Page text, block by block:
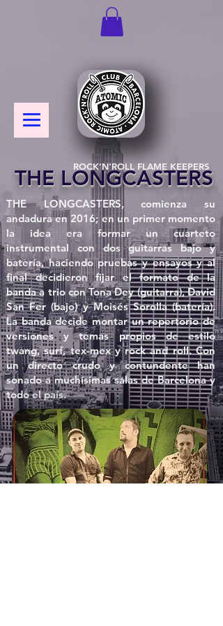
ROCK'N'ROLL FLAME KEEPERS
THE LONGCASTERS
THE LONGCASTERS, comienza su
andadura en 2016; en un primer momento
la idea era formar un cuarteto
instrumental con dos guitarras bajo y
batería, haciendo pruebas y ensayos y al
final decidieron fijar el formato de la
banda a trio con Tona Dey (guitarra), David
San Fer (bajo) y Moisés Sorolla (batería).
La banda decide montar un repertorio de
versiones y temas propios de estilo
twang, surf, tex-mex y rock and roll. Con
un directo crudo y contundente han
sonado a muchísimas salas de Barcelona y
todo el país.